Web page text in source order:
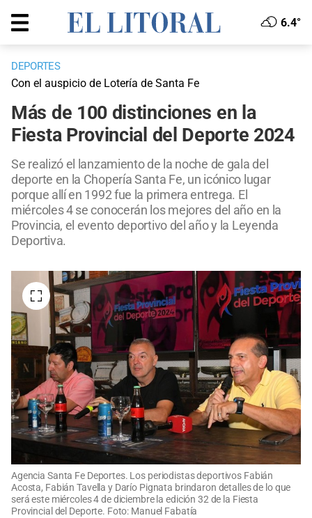
6.4°
DEPORTES
Con el auspicio de Lotería de Santa Fe
Más de 100 distinciones en la
Fiesta Provincial del Deporte 2024
Se realizó el lanzamiento de la noche de gala del
deporte en la Chopería Santa Fe, un icónico lugar
porque allí en 1992 fue la primera entrega. El
miércoles 4 se conocerán los mejores del año en la
Provincia, el evento deportivo del año y la Leyenda
Deportiva.
Agencia Santa Fe Deportes. Los periodistas deportivos Fabián
Acosta, Fabián Tavella y Darío Pignata brindaron detalles de lo que
será este miércoles 4 de diciembre la edición 32 de la Fiesta
Provincial del Deporte. Foto: Manuel Fabatía